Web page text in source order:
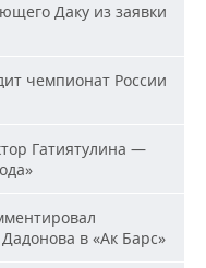
Даку из заявки
чемпионат России
Гатиятулина —
в «Ак Барс»